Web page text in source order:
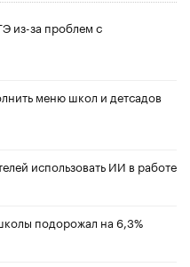
из-за проблем с
меню школ и детсадов
использовать ИИ в работе
подорожал на 6,3%